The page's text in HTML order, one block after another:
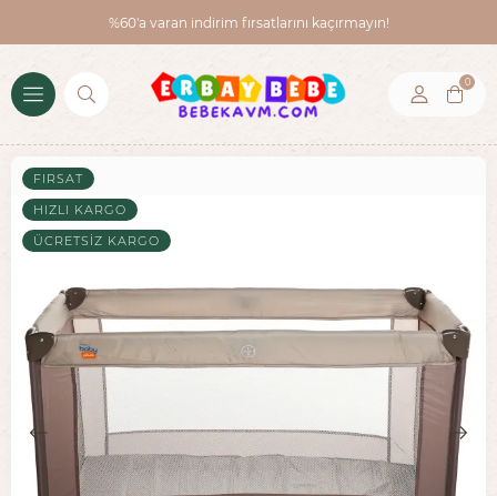
%60'a varan indirim fırsatlarını kaçırmayın!
0
FIRSAT
HIZLI KARGO
ÜCRETSIZ KARGO